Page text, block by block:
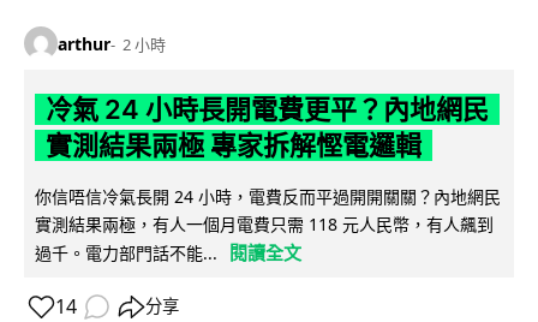
arthur 2 小時
冷氣 24 小時長開電費更平？內地網民
實測結果兩極 專家拆解慳電邏輯
你信唔信冷氣長開 24 小時，電費反而平過開開關關？內地網民
實測結果兩極，有人一個月電費只需 118 元人民幣，有人飆到
過千。電力部門話不能...
閱讀全文
14 分享